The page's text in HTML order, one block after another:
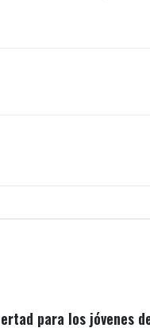
para los jóvenes